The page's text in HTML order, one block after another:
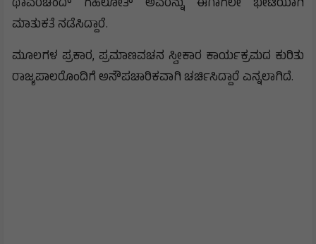
ಥಾವರಚಂದ್ ಗೆಹಲೋತ್ ಅವರನ್ನು ಈಗಾಗಲೇ ಭೇಟಿಯಾಗಿ
ಮಾತುಕತೆ ನಡೆಸಿದ್ದಾರೆ.
ಮೂಲಗಳ ಪ್ರಕಾರ, ಪ್ರಮಾಣವಚನ ಸ್ವೀಕಾರ ಕಾರ್ಯಕ್ರಮದ ಕುರಿತು
ರಾಜ್ಯಪಾಲರೊಂದಿಗೆ ಅನೌಪಚಾರಿಕವಾಗಿ ಚರ್ಚಿಸಿದ್ದಾರೆ ಎನ್ನಲಾಗಿದೆ.